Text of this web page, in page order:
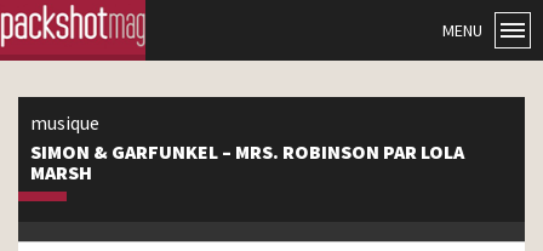
MENU
musique
SIMON & GARFUNKEL – MRS. ROBINSON PAR LOLA
MARSH